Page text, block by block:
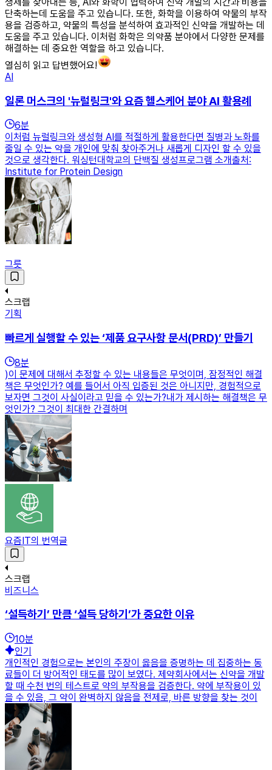
단축하는데 도움을 주고 있습니다. 또한, 화학을 이용하여 약물의 부작
용을 검증하고, 약물의 특성을 분석하여 효과적인 신약을 개발하는 데
도움을 주고 있습니다. 이처럼 화학은 의약품 분야에서 다양한 문제를
해결하는 데 중요한 역할을 하고 있습니다.
열심히 읽고 답변했어요!
AI
일론 머스크의 '뉴럴링크'와 요즘 헬스케어 분야 AI 활용례
6분
이처럼 뉴럴링크와 생성형 AI를 적절하게 활용한다면 질병과 노화를
줄일 수 있는 약을 개인에 맞춰 찾아주거나 새롭게 디자인 할 수 있을
것으로 생각한다. 워싱턴대학교의 단백질 생성프로그램 소개출처:
Institute for Protein Design
그릇
스크랩
기획
빠르게 실행할 수 있는 ‘제품 요구사항 문서(PRD)’ 만들기
8분
)이 문제에 대해서 추정할 수 있는 내용들은 무엇이며, 잠정적인 해결
책은 무엇인가? 예를 들어서 아직 입증된 것은 아니지만, 경험적으로
보자면 그것이 사실이라고 믿을 수 있는가?내가 제시하는 해결책은 무
엇인가? 그것이 최대한 간결하며
요즘IT의 번역글
스크랩
비즈니스
‘설득하기’ 만큼 ‘설득 당하기’가 중요한 이유
10분
인기
개인적인 경험으로는 본인의 주장이 옳음을 증명하는 데 집중하는 동
료들이 더 방어적인 태도를 많이 보였다. 제약회사에서는 신약을 개발
할 때 수천 번의 테스트로 약의 부작용을 검증한다. 약에 부작용이 있
을 수 있음, 그 약이 완벽하지 않음을 전제로, 바른 방향을 찾는 것이